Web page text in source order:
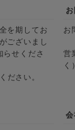
を期してお
ございまし
らせくださ
ださい。
お
営
く）